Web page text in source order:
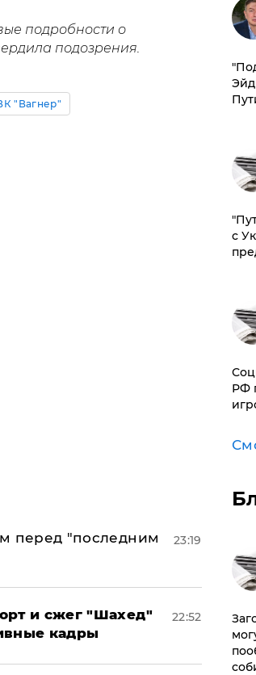
подробности о
подозрения.
"Вагнер"
перед "последним
23:19
и сжег "Шахед"
кадры
22:52
с
РФ